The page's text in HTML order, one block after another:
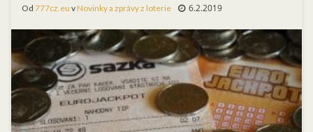
Od 777cz.eu vNovinky a zprávy z loterie 6.2.2019